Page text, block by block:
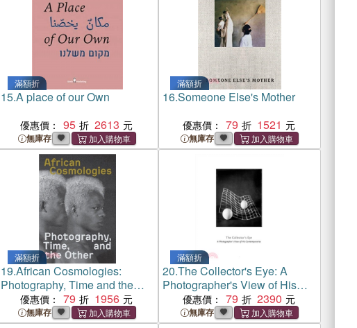
滿額折
15.A place of our Own
優惠價： 95 2613
無庫存
滿額折
16.Someone Else's Mother
優惠價： 79 1521
無庫存
滿額折
19.African Cosmologies:
Photography, Time and the
Other優惠價： 79 1956
無庫存
滿額折
20.The Collector's Eye: A
Photographer's View of His
Contemporaries
優惠價： 79 2390
無庫存